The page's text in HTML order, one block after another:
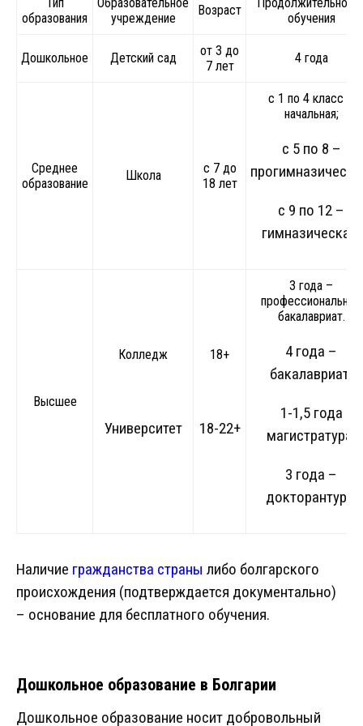
образования
учреждение
Возраст
обучения
Дошкольное Детский сад
от 3 до
7 лет
4 года
Среднее
образование
Школа
с 7 до
18 лет
с 1 по 4 класс –
начальная;
с 5 по 8 –
с 9 по 12 –
гимназическая.
Высшее
Колледж
Университет
18+
18-22+
3 года –
профессиональный
бакалавриат.
4 года –
бакалавриат;
1-1,5 года
магистратура;
3 года –
докторантура.
Наличие гражданства страны либо болгарского
происхождения (подтверждается документально)
– основание для бесплатного обучения.
Дошкольное образование в Болгарии
Дошкольное образование носит добровольный